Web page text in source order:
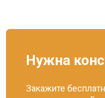
Нужна
Закажите